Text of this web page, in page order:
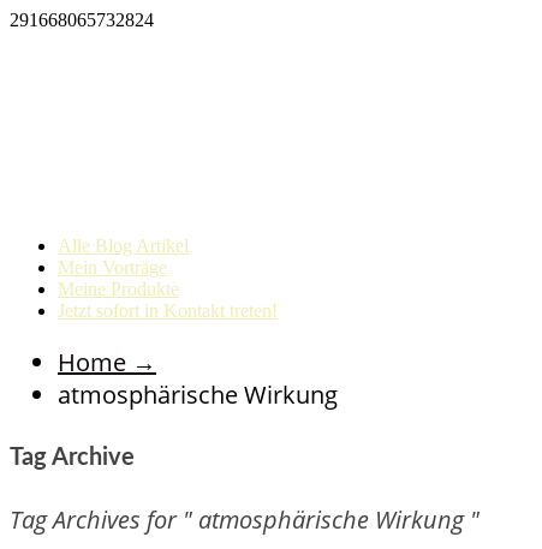
291668065732824
Alle Blog Artikel
Mein Vorträge
Meine Produkte
Jetzt sofort in Kontakt treten!
Home →
atmosphärische Wirkung
Tag Archive
Tag Archives for " atmosphärische Wirkung "